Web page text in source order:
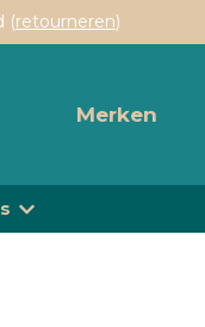
(retourneren)
Merken